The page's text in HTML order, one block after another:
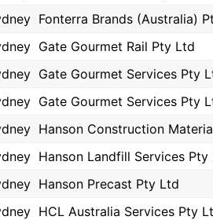
Fonterra Brands (Australia)
Gate Gourmet Rail Pty Ltd
Gate Gourmet Services Pty
Gate Gourmet Services Pty
Hanson Construction
Hanson Landfill Services Pty
Hanson Precast Pty Ltd
HCL Australia Services Pty